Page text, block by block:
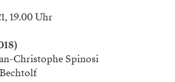
19.00 Uhr
Christophe Spinosi